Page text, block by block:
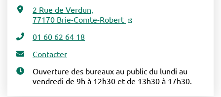
2 Rue de Verdun,
77170 Brie-Comte-Robert
01 60 62 64 18
Contacter
Ouverture des bureaux au public du lundi au
vendredi de 9h à 12h30 et de 13h30 à 17h30.